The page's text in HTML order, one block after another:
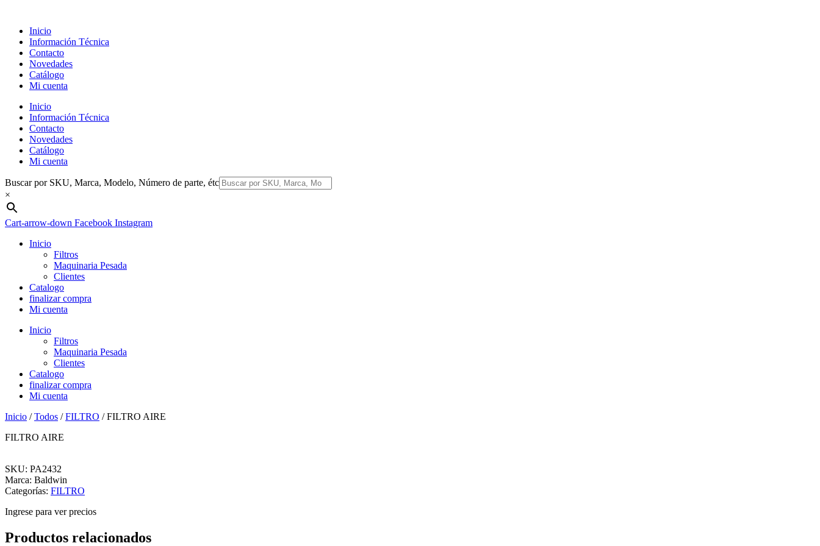
contenido
Inicio
Información Técnica
Contacto
Novedades
Catálogo
Mi cuenta
Inicio
Información Técnica
Contacto
Novedades
Catálogo
Mi cuenta
Buscar por SKU, Marca, Modelo, Número de parte, étc
×
Cart-arrow-down Facebook Instagram
Inicio
Filtros
Maquinaria Pesada
Clientes
Catalogo
finalizar compra
Mi cuenta
Inicio
Filtros
Maquinaria Pesada
Clientes
Catalogo
finalizar compra
Mi cuenta
Inicio /Todos /FILTRO / FILTRO AIRE
FILTRO AIRE
SKU: PA2432
Marca: Baldwin
Categorías: FILTRO
Ingrese para ver precios
Productos relacionados